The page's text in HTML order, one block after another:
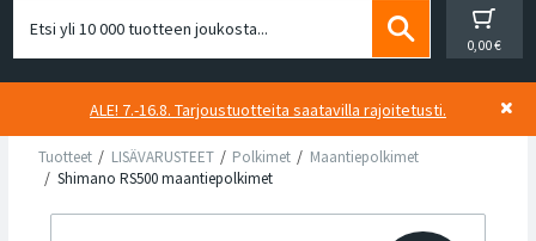
0,00 €
ALE! 7.-16.8. Tarjoustuotteita saatavilla rajoitetusti.
Tuotteet LISÄVARUSTEET Polkimet
Maantiepolkimet
Shimano RS500 maantiepolkimet